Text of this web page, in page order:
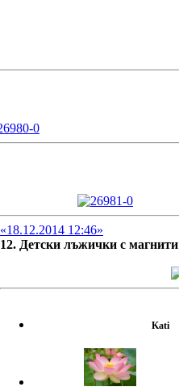
«18.12.2014 12:46»
12. Детски лъжички с магнити
Kati